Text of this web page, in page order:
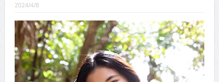
CINEMA×STYLE 294号
CINEMA×STYLE 293号
CINEMA×STYLE 292号
2024/4/8